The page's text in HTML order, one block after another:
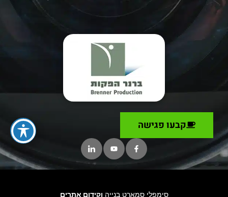
קבעו פגישה
סימפלי סמארט בנייה וקידום אתרים